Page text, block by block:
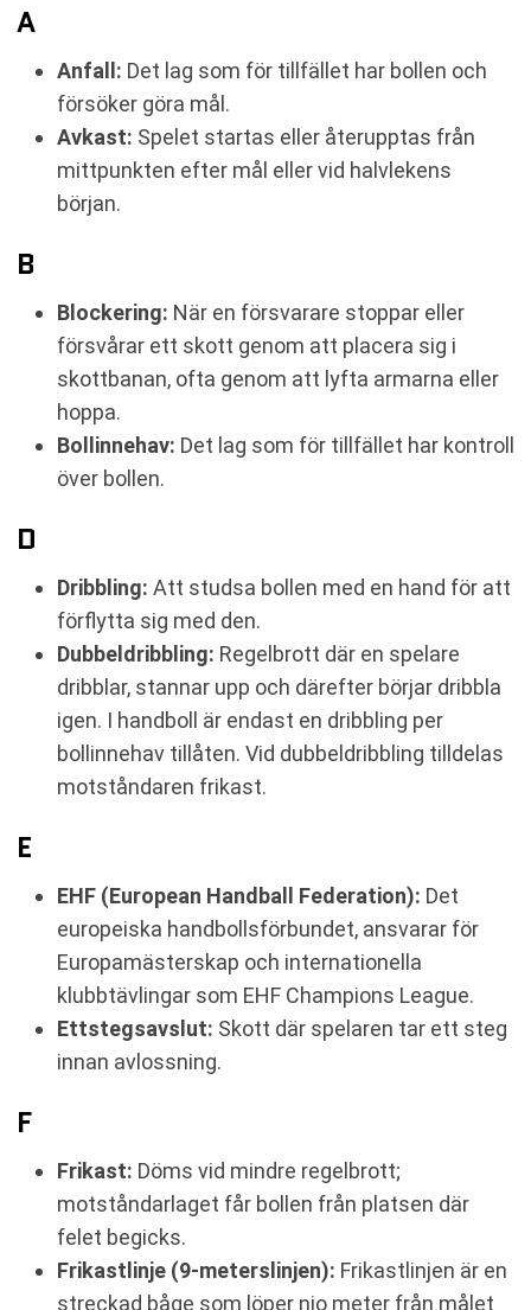
A
Anfall: Det lag som för tillfället har bollen och
försöker göra mål.
Avkast: Spelet startas eller återupptas från
mittpunkten efter mål eller vid halvlekens
början.
B
Blockering: När en försvarare stoppar eller
försvårar ett skott genom att placera sig i
skottbanan, ofta genom att lyfta armarna eller
hoppa.
Bollinnehav: Det lag som för tillfället har kontroll
över bollen.
D
Dribbling: Att studsa bollen med en hand för att
förflytta sig med den.
Dubbeldribbling: Regelbrott där en spelare
dribblar, stannar upp och därefter börjar dribbla
igen. I handboll är endast en dribbling per
bollinnehav tillåten. Vid dubbeldribbling tilldelas
motståndaren frikast.
E
EHF (European Handball Federation): Det
europeiska handbollsförbundet, ansvarar för
Europamästerskap och internationella
klubbtävlingar som EHF Champions League.
Ettstegsavslut: Skott där spelaren tar ett steg
innan avlossning.
F
Frikast: Döms vid mindre regelbrott;
motståndarlaget får bollen från platsen där
felet begicks.
Frikastlinje (9-meterslinjen): Frikastlinjen är en
streckad båge som löper nio meter från målet